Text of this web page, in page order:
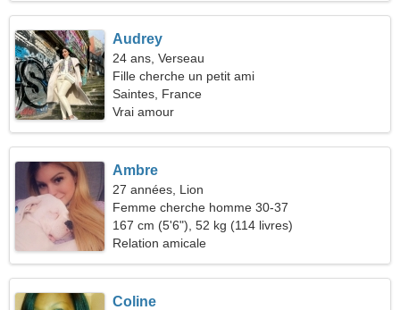
Audrey
24 ans, Verseau
Fille cherche un petit ami
Saintes, France
Vrai amour
Ambre
27 années, Lion
Femme cherche homme 30-37
167 cm (5'6"), 52 kg (114 livres)
Relation amicale
Coline